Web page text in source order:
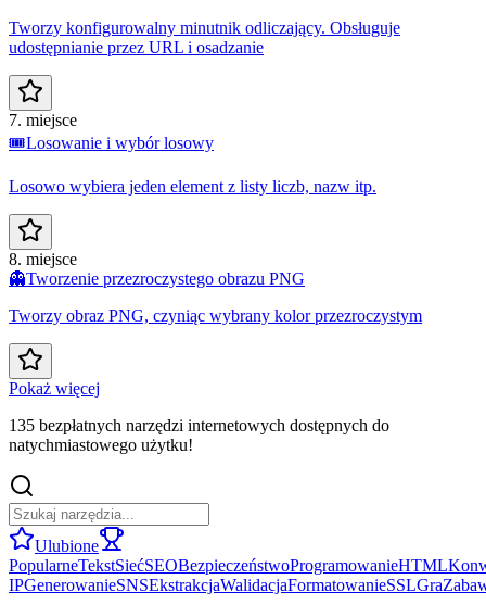
Tworzy konfigurowalny minutnik odliczający. Obsługuje
udostępnianie przez URL i osadzanie
7. miejsce
🎟️Losowanie i wybór losowy
Losowo wybiera jeden element z listy liczb, nazw itp.
8. miejsce
👻Tworzenie przezroczystego obrazu PNG
Tworzy obraz PNG, czyniąc wybrany kolor przezroczystym
Pokaż więcej
135 bezpłatnych narzędzi internetowych dostępnych do
natychmiastowego użytku!
Ulubione
PopularneTekstSiećSEOBezpieczeństwoProgramowanieHTML
IPGenerowanieSNSEkstrakcjaWalidacjaFormatowanieSSLGra